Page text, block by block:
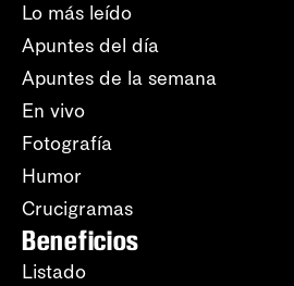
Lo más leído
Apuntes del día
Apuntes de la semana
En vivo
Fotografía
Humor
Crucigramas
Beneficios
Listado